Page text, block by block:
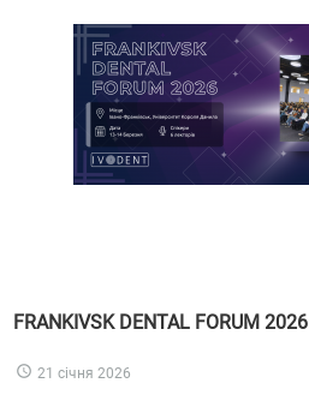
FRANKIVSK DENTAL FORUM 2026
21 січня 2026